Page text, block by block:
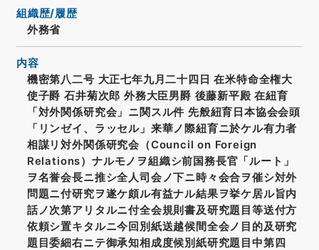
組織歴/履歴
外務省
内容
機密第八二号 大正七年九月二十四日 在米特命全権大
使子爵 石井菊次郎 外務大臣男爵 後藤新平殿 在紐育
「対外関係研究会」ニ関スル件 先般紐育日本協会会頭
「リンゼイ、ラッセル」来華ノ際紐育ニ於ケル有力者
相謀リ対外関係研究会（Council on Foreign
Relations）ナルモノヲ組織シ前国務長官「ルート」
ヲ名誉会長ニ推シ全人司会ノ下ニ時々会合ヲ催シ対外
問題ニ付研究ヲ遂ケ頗ル有益ナル結果ヲ挙ケ居ル旨内
話ノ次第アリタルニ付全会規則書及研究題目等送付方
依頼シ置キタルニ今回別紙送越候間全会ノ目的及研究
題目委細右ニテ御承知相成度候別紙研究題目中第四